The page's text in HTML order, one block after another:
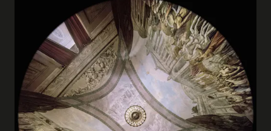
Luoghi
Città
Stili architettonici
Elementi architettonici
Architetti e autori